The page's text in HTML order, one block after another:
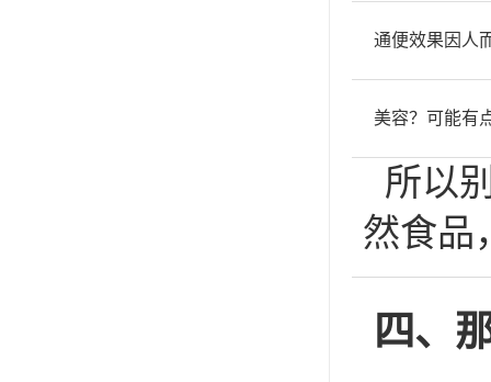
通便效果因人
美容？可能有
所以
然食品
四、